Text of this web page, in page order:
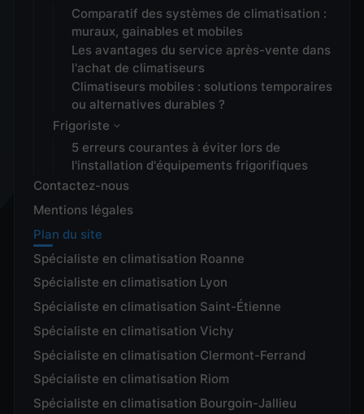
Comparatif des systèmes de climatisation :
muraux, gainables et mobiles
Les avantages du service après-vente dans
l'achat de climatiseurs
Climatiseurs mobiles : solutions temporaires
ou alternatives durables ?
Frigoriste
5 erreurs courantes à éviter lors de
l'installation d'équipements frigorifiques
Contactez-nous
Mentions légales
Plan du site
Spécialiste en climatisation Roanne
Spécialiste en climatisation Lyon
Spécialiste en climatisation Saint-Étienne
Spécialiste en climatisation Vichy
Spécialiste en climatisation Clermont-Ferrand
Spécialiste en climatisation Riom
Spécialiste en climatisation Bourgoin-Jallieu